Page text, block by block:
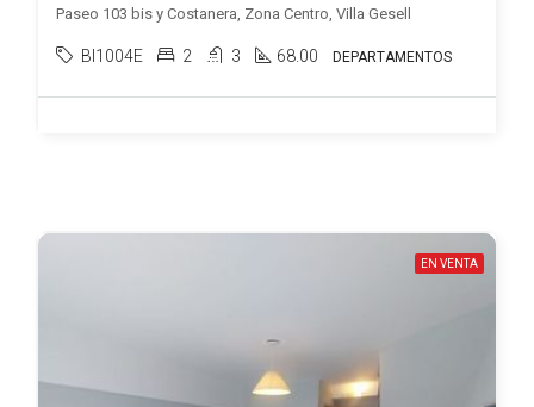
Paseo 103 bis y Costanera, Zona Centro, Villa Gesell
BI1004E 2 3 68.00 DEPARTAMENTOS
EN VENTA